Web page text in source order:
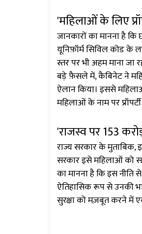
'महिलाओं के लिए
जानकारों का मानना ​​है
यूनिफ़ॉर्म सिविल कोड के
स्तर पर भी अहम माना
बड़े फ़ैसले में, कैबिनेट ने
ऐलान किया। इससे
महिलाओं के नाम पर
'राजस्व पर ₹153
राज्य सरकार के
सरकार इसे महिलाओं को
का मानना ​​है कि इस नीति
ऐतिहासिक रूप से उनकी
सुरक्षा को मज़बूत करने में